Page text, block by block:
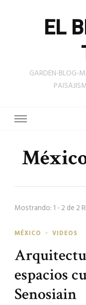
EL
GARDEN-BLOG-
Mostrando: 1 - 2 de 2
MÉXICO VIDEOS
espacios
Senosiain